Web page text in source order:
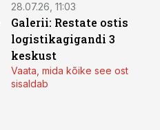
28.07.26, 11:03
Galerii: Restate ostis
logistikagigandi 3
keskust
Vaata, mida kõike see ost
sisaldab